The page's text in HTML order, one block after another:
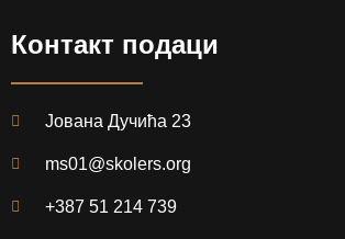
Контакт подаци
Јована Дучића 23
ms01@skolers.org
+387 51 214 739